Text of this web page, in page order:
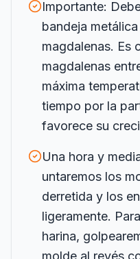
Importante:
bandeja
magdalenas. Es
magdalenas
máxima
tiempo por la
favorece su
Una hora y
untaremos los
derretida y los
ligeramente.
harina,
molde al revés